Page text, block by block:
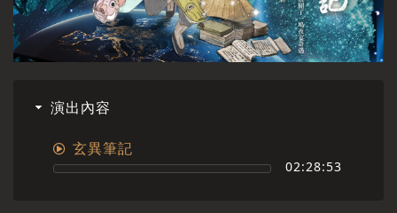
演出內容
玄異筆記
02:28:53